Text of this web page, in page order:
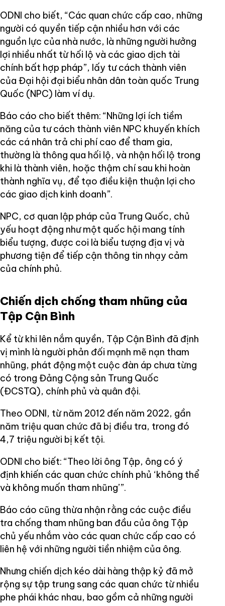
ODNI cho biết, “Các quan chức cấp cao, những
người có quyền tiếp cận nhiều hơn với các
nguồn lực của nhà nước, là những người hưởng
lợi nhiều nhất từ ​​hối lộ và các giao dịch tài
chính bất hợp pháp”, lấy tư cách thành viên
của Đại hội đại biểu nhân dân toàn quốc Trung
Quốc (NPC) làm ví dụ.
Báo cáo cho biết thêm: “Những lợi ích tiềm
năng của tư cách thành viên NPC khuyến khích
các cá nhân trả chi phí cao để tham gia,
thường là thông qua hối lộ, và nhận hối lộ trong
khi là thành viên, hoặc thậm chí sau khi hoàn
thành nghĩa vụ, để tạo điều kiện thuận lợi cho
các giao dịch kinh doanh”.
NPC, cơ quan lập pháp của Trung Quốc, chủ
yếu hoạt động như một quốc hội mang tính
biểu tượng, được coi là biểu tượng địa vị và
phương tiện để tiếp cận thông tin nhạy cảm
của chính phủ.
Chiến dịch chống tham nhũng của
Tập Cận Bình
Kể từ khi lên nắm quyền, Tập Cận Bình đã định
vị mình là người phản đối mạnh mẽ nạn tham
nhũng, phát động một cuộc đàn áp chưa từng
có trong Đảng Cộng sản Trung Quốc
(ĐCSTQ), chính phủ và quân đội.
Theo ODNI, từ năm 2012 đến năm 2022, gần
năm triệu quan chức đã bị điều tra, trong đó
4,7 triệu người bị kết tội.
ODNI cho biết: “Theo lời ông Tập, ông có ý
định khiến các quan chức chính phủ ‘không thể
và không muốn tham nhũng’”.
Báo cáo cũng thừa nhận rằng các cuộc điều
tra chống tham nhũng ban đầu của ông Tập
chủ yếu nhắm vào các quan chức cấp cao có
liên hệ với những người tiền nhiệm của ông.
Nhưng chiến dịch kéo dài hàng thập kỷ đã mở
rộng sự tập trung sang các quan chức từ nhiều
phe phái khác nhau, bao gồm cả những người